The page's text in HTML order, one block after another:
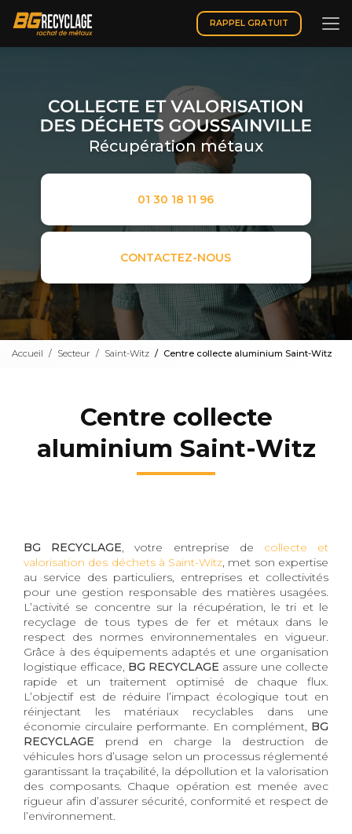
contenu
principal
RAPPEL GRATUIT
Récupération métaux
01 30 18 11 96
CONTACTEZ-NOUS
Accueil Secteur Saint-Witz Centre collecte aluminium Saint-Witz
Centre collecte
aluminium Saint-Witz
BG RECYCLAGE, votre entreprise de collecte et
valorisation des déchets à Saint-Witz, met son expertise
au service des particuliers, entreprises et collectivités
pour une gestion responsable des matières usagées.
L’activité se concentre sur la récupération, le tri et le
recyclage de tous types de fer et métaux dans le
respect des normes environnementales en vigueur.
Grâce à des équipements adaptés et une organisation
logistique efficace, BG RECYCLAGE assure une collecte
rapide et un traitement optimisé de chaque flux.
L’objectif est de réduire l’impact écologique tout en
réinjectant les matériaux recyclables dans une
économie circulaire performante. En complément, BG
RECYCLAGE prend en charge la destruction de
véhicules hors d’usage selon un processus réglementé
garantissant la traçabilité, la dépollution et la valorisation
des composants. Chaque opération est menée avec
rigueur afin d’assurer sécurité, conformité et respect de
l’environnement.